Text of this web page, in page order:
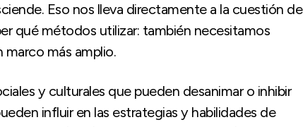
Eso nos lleva directamente a la cuestión de
qué métodos utilizar: también necesitamos
más amplio.
y culturales que pueden desanimar o inhibir
influir en las estrategias y habilidades de